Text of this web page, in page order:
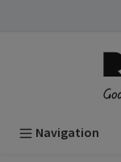
Passer au contenu
Navigation